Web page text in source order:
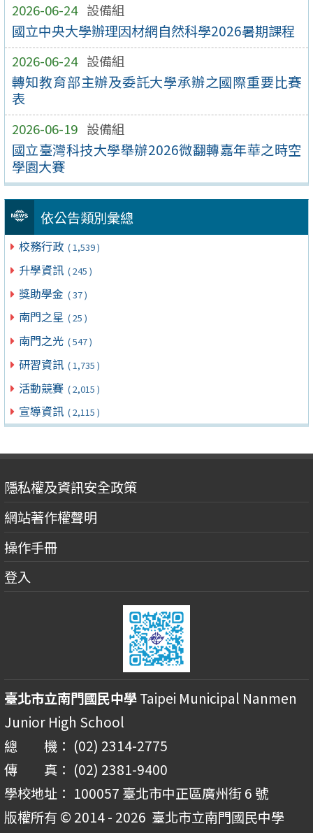
2026-06-24 設備組
國立中央大學辦理因材網自然科學2026暑期課程
2026-06-24 設備組
轉知教育部主辦及委託大學承辦之國際重要比賽
表
2026-06-19 設備組
國立臺灣科技大學舉辦2026微翻轉嘉年華之時空
學園大賽
依公告類別彙總
校務行政 ( 1,539 )
升學資訊 ( 245 )
獎助學金 ( 37 )
南門之星 ( 25 )
南門之光 ( 547 )
研習資訊 ( 1,735 )
活動競賽 ( 2,015 )
宣導資訊 ( 2,115 )
隱私權及資訊安全政策
網站著作權聲明
操作手冊
登入
臺北市立南門國民中學Taipei Municipal Nanmen
Junior High School
總 機： (02) 2314-2775
傳 真： (02) 2381-9400
學校地址： 100057 臺北市中正區廣州街 6 號
版權所有 © 2014 - 2026 臺北市立南門國民中學